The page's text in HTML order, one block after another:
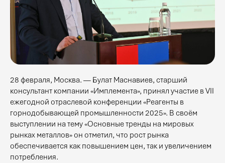
28 февраля, Москва. — Булат Маснавиев, старший
консультант компании «Имплемента», принял участие в VII
ежегодной отраслевой конференции «Реагенты в
горнодобывающей промышленности 2025». В своём
выступлении на тему «Основные тренды на мировых
рынках металлов» он отметил, что рост рынка
обеспечивается как повышением цен, так и увеличением
потребления.